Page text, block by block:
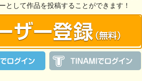
として作品を投稿することができます！